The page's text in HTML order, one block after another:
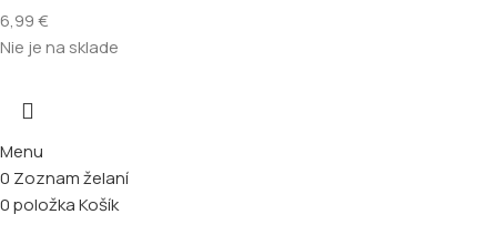
6,99€
Nie je na sklade
Menu
0 Zoznam želaní
0položkaKošík